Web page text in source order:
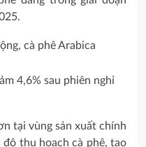
4,6% sau phiên nghỉ
tại vùng sản xuất chính
thu hoạch cà phê, tạo